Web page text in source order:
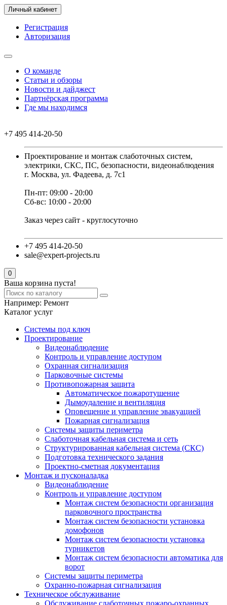
Личный кабинет
Регистрация
Авторизация
О команде
Статьи и обзоры
Новости и дайджест
Партнёрская программа
Где мы находимся
+7 495 414-20-50
Проектирование и монтаж слаботочных систем,
электрики, СКС, ПС, безопасности, видеонаблюдения
г. Москва, ул. Фадеева, д. 7с1
Пн-пт: 09:00 - 20:00
Сб-вс: 10:00 - 20:00
Заказ через сайт - круглосуточно
+7 495 414-20-50
sale@expert-projects.ru
0
Ваша корзина пуста!
Например: Ремонт
Каталог услуг
Системы под ключ
Проектирование
Видеонаблюдение
Контроль и управление доступом
Охранная сигнализация
Парковочные системы
Противопожарная защита
Автоматическое пожаротушение
Дымоудаление и вентиляция
Оповещение и управление эвакуацией
Пожарная сигнализация
Системы защиты периметра
Слаботочная кабельная система и сеть
Структурированная кабельная система (СКС)
Подготовка технического задания
Проектно-сметная документация
Монтаж и пусконаладка
Видеонаблюдение
Контроль и управление доступом
Монтаж систем безопасности организация
парковочного пространства
Монтаж систем безопасности установка
домофонов
Монтаж систем безопасности установка
турникетов
Монтаж систем безопасности автоматика для
ворот
Системы защиты периметра
Охранно-пожарная сигнализация
Техническое обслуживание
Обслуживание слаботочных пожаро-охранных